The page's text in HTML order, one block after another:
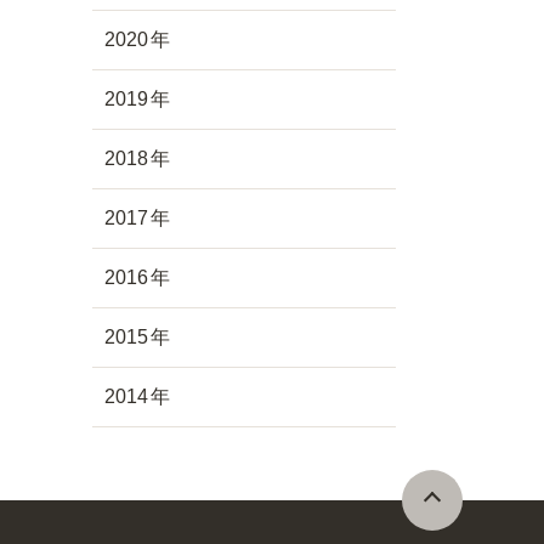
2020
2019
2018
2017
2016
2015
2014